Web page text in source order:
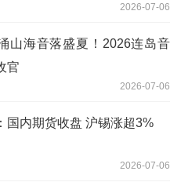
2026-07-06
山海音落盛夏！2026连岛音
官
2026-07-06
国内期货收盘 沪锡涨超3%
2026-07-06